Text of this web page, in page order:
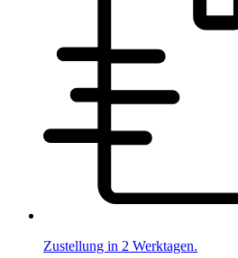
Zustellung in 2 Werktagen.